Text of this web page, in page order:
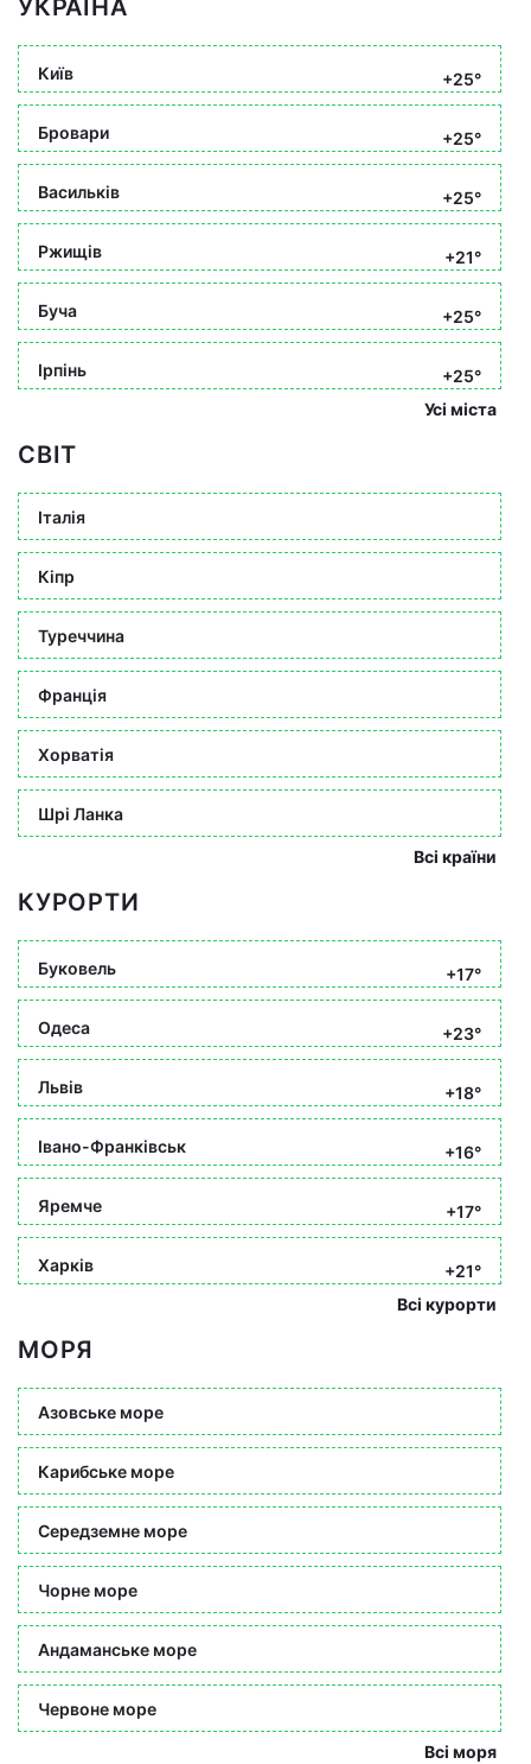
УКРАЇНА
Київ +25°
Бровари +25°
Васильків +25°
Ржищів +21°
Буча +25°
Ірпінь
+25°
Усі міста
СВІТ
Італія
Кіпр
Туреччина
Франція
Хорватія
Шрі Ланка
Всі країни
КУРОРТИ
Буковель +17°
Одеса +23°
Львів +18°
Івано-Франківськ +16°
Яремче +17°
Харків
+21°
Всі курорти
МОРЯ
Азовське море
Карибське море
Середземне море
Чорне море
Андаманське море
Червоне море
Всі моря